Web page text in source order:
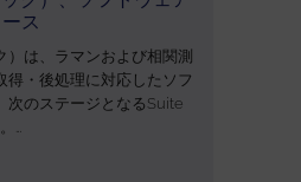
ス
）は、ラマンおよび相関測
得・後処理に対応したソフ
次のステージとなるSuite
…